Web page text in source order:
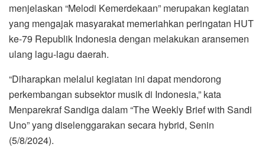
menjelaskan “Melodi Kemerdekaan” merupakan kegiatan
yang mengajak masyarakat memeriahkan peringatan HUT
ke-79 Republik Indonesia dengan melakukan aransemen
ulang lagu-lagu daerah.
“Diharapkan melalui kegiatan ini dapat mendorong
perkembangan subsektor musik di Indonesia,” kata
Menparekraf Sandiga dalam “The Weekly Brief with Sandi
Uno” yang diselenggarakan secara hybrid, Senin
(5/8/2024).